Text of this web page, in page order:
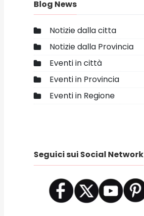
Blog News
Notizie dalla citta
Notizie dalla Provincia
Eventi in città
Eventi in Provincia
Eventi in Regione
Seguici sui Social Network